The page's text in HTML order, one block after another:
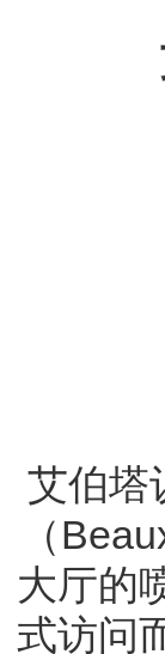
艾伯塔
（
大厅的
式访问